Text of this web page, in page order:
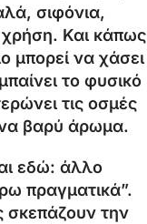
σιφόνια,
χρήση. Και κάπως
μπορεί να χάσει
το φυσικό
τις οσμές
βαρύ άρωμα.
εδώ: άλλο
πραγματικά”.
την